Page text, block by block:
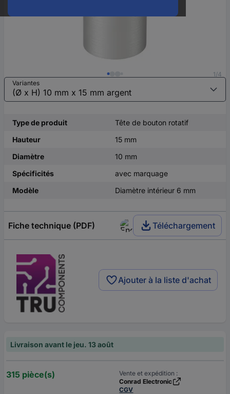
1/4
Variantes
Type de produit
Tête de bouton rotatif
Hauteur
15 mm
Diamètre
10 mm
Spécificités
avec marquage
Modèle
Diamètre intérieur 6 mm
Fiche technique (PDF) Téléchargement
Ajouter à la liste d'achat
Livraison avant le jeu. 13 août
315 pièce(s)
Vente et expédition :
Conrad Electronic
CGV